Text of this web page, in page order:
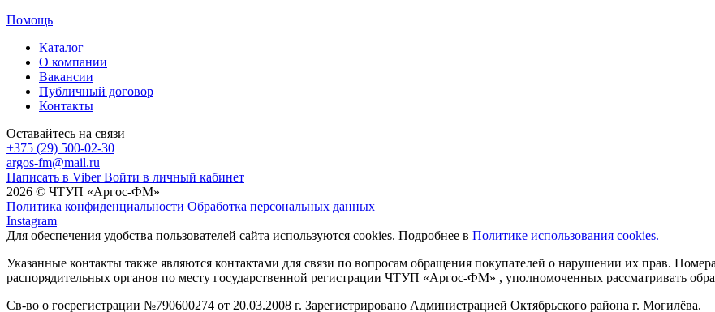
Помощь
Каталог
О компании
Вакансии
Публичный договор
Контакты
Оставайтесь на связи
+375 (29) 500-02-30
argos-fm@mail.ru
Написать в Viber Войти в личный кабинет
2026 © ЧТУП «Аргос-ФМ»
Политика конфиденциальности Обработка персональных данных
Instagram
Для обеспечения удобства пользователей сайта используются cookies. Подробнее в Политике использования cookies.
Указанные контакты также являются контактами для связи по вопросам обращения покупателей о нарушении их прав.
распорядительных органов по месту государственной регистрации ЧТУП «Аргос-ФМ» , уполномоченных рассматривать
Св-во о госрегистрации №790600274 от 20.03.2008 г. Зарегистрировано Администрацией Октябрьского района г. Могилёва.